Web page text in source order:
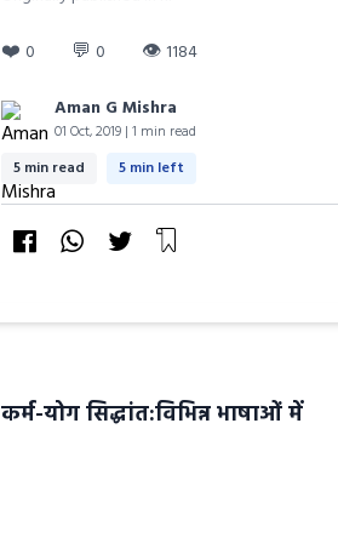
❤️ 0 💬 0 👁 1184
Aman G Mishra
01 Oct, 2019 | 1 min read
5 min read 5 min left
कर्म-योग सिद्धांत:विभिन्न भाषाओं में